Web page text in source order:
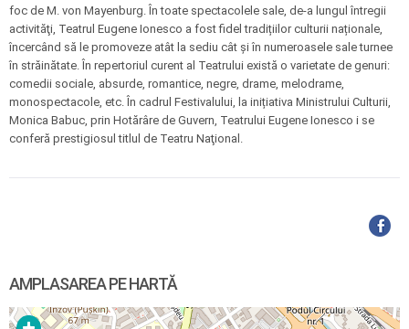
foc de M. von Mayenburg. În toate spectacolele sale, de-a lungul întregii
activităţi, Teatrul Eugene Ionesco a fost fidel tradițiilor culturii naționale,
încercând să le promoveze atât la sediu cât şi în numeroasele sale turnee
în străinătate. În repertoriul curent al Teatrului există o varietate de genuri:
comedii sociale, absurde, romantice, negre, drame, melodrame,
monospectacole, etc. În cadrul Festivalului, la inițiativa Ministrului Culturii,
Monica Babuc, prin Hotărâre de Guvern, Teatrului Eugene Ionesco i se
conferă prestigiosul titlul de Teatru Naţional.
AMPLASAREA PE HARTĂ